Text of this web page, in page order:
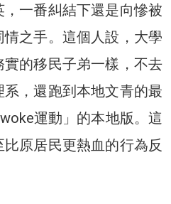
一番糾結下還是向慘被
之手。這個人設，大學
的移民子弟一樣，不去
，還跑到本地文青的最
運動」的本地版。這
原居民更熱血的行為反